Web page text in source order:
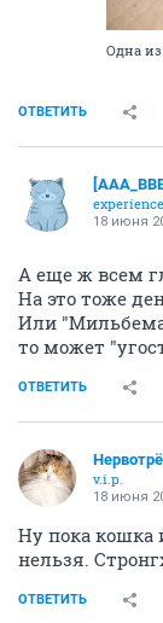
Одна
ОТВЕТИТЬ
18 июня
А еще ж всем
На это тоже
Или
то может
ОТВЕТИТЬ
v.i.p.
18 июня
Ну пока кошка
нельзя.
ОТВЕТИТЬ